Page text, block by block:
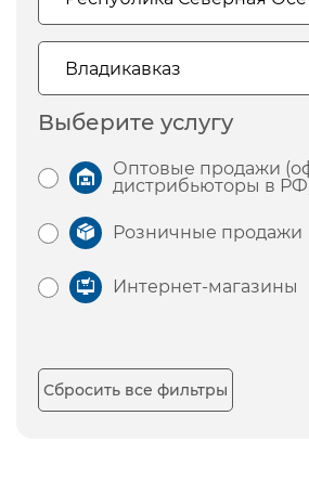
Выберите услугу
Оптовые продажи
дистрибьюторы в
Розничные продажи
Интернет-магазины
Сбросить все фильтры